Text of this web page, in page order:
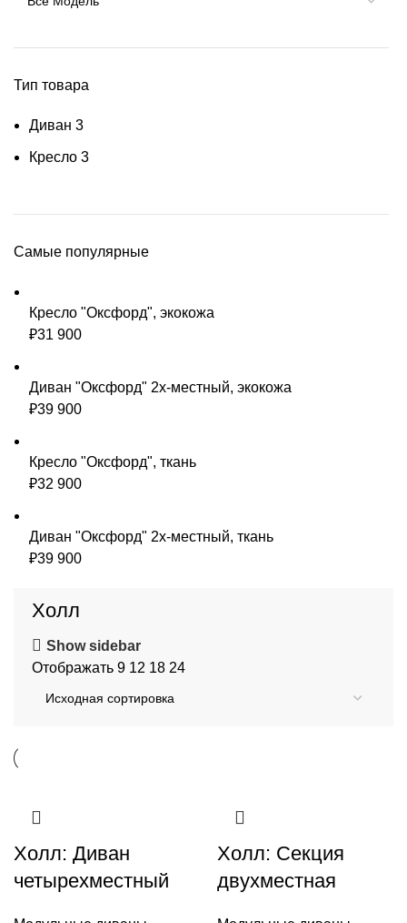
Тип товара
Диван 3
Кресло 3
Самые популярные
Кресло "Оксфорд", экокожа
₽31 900
Диван "Оксфорд" 2х-местный, экокожа
₽39 900
Кресло "Оксфорд", ткань
₽32 900
Диван "Оксфорд" 2х-местный, ткань
₽39 900
Холл
Show sidebar
Отображать 9 12 18 24
Холл: Диван
четырехместный
Холл: Секция
двухместная